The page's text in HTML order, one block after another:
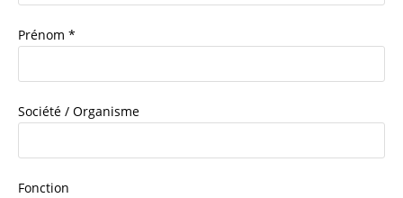
Prénom *
Société / Organisme
Fonction